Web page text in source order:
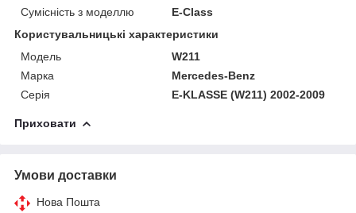
Сумісність з моделлю
E-Class
Користувальницькі характеристики
Модель
W211
Марка
Mercedes-Benz
Серія
E-KLASSE (W211) 2002-2009
Приховати
Умови доставки
Нова Пошта